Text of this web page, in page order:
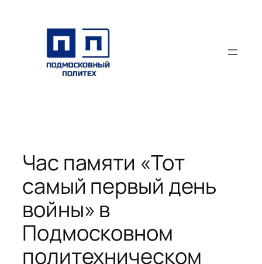
содержимому
Час памяти «Тот
самый первый день
войны» в
Подмосковном
политехническом